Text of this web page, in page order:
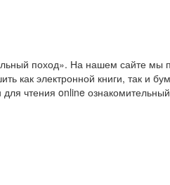
поход». На нашем сайте мы
как электронной книги, так и
чтения online